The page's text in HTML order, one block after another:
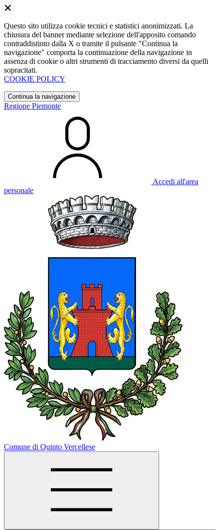
Questo sito utilizza cookie tecnici e statistici anonimizzati. La
chiusura del banner mediante selezione dell'apposito comando
contraddistinto dalla X o tramite il pulsante "Continua la
navigazione" comporta la continuazione della navigazione in
assenza di cookie o altri strumenti di tracciamento diversi da quelli
sopracitati.
COOKIE POLICY
Continua la navigazione
Regione Piemonte
Accedi all'area
personale
Comune di Quinto Vercellese